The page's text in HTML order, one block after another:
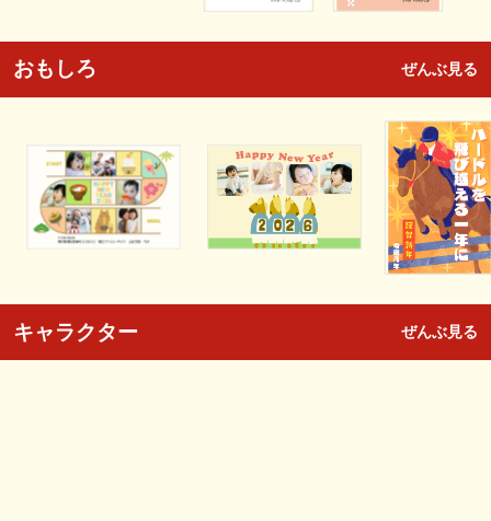
おもしろ ぜんぶ見る
キャラクター ぜんぶ見る